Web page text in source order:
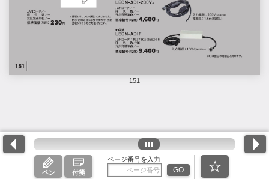
151
ペン 付箋
ページ番号を入力
GO